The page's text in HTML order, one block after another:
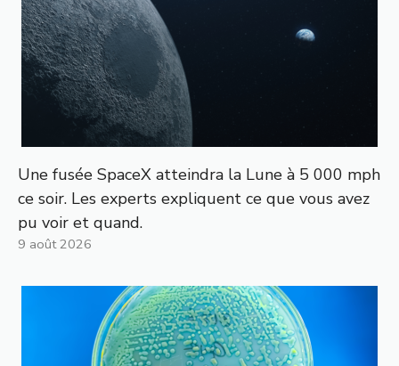
Une fusée SpaceX atteindra la Lune à 5 000 mph
ce soir. Les experts expliquent ce que vous avez
pu voir et quand.
9 août 2026